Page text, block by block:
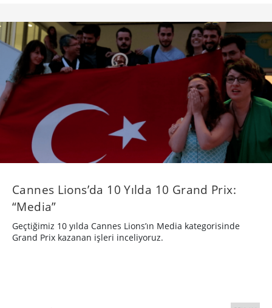
Cannes Lions’da 10 Yılda 10 Grand Prix:
“Media”
Geçtiğimiz 10 yılda Cannes Lions’ın Media kategorisinde
Grand Prix kazanan işleri inceliyoruz.